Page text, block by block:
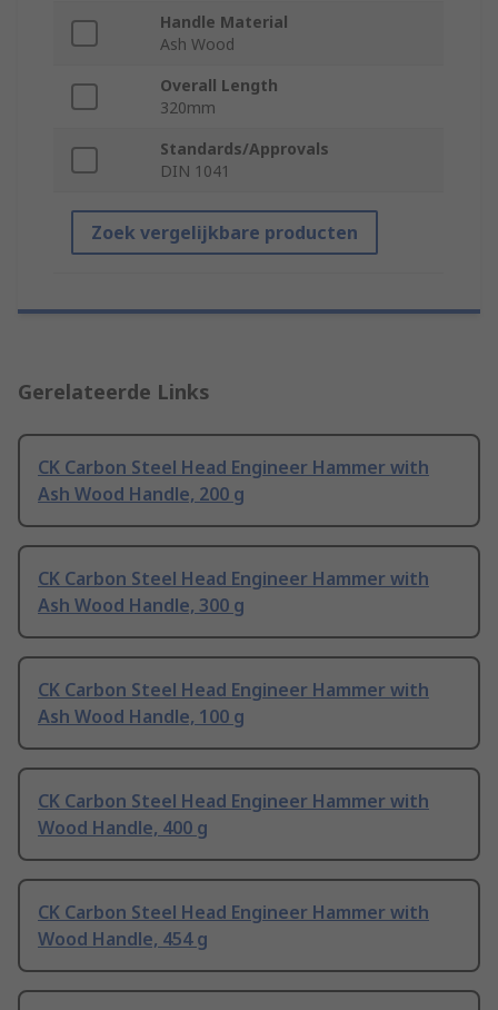
Handle Material
Ash Wood
Overall Length
320mm
Standards/Approvals
DIN 1041
Zoek vergelijkbare producten
Gerelateerde Links
CK Carbon Steel Head Engineer Hammer with
Ash Wood Handle, 200 g
CK Carbon Steel Head Engineer Hammer with
Ash Wood Handle, 300 g
CK Carbon Steel Head Engineer Hammer with
Ash Wood Handle, 100 g
CK Carbon Steel Head Engineer Hammer with
Wood Handle, 400 g
CK Carbon Steel Head Engineer Hammer with
Wood Handle, 454 g